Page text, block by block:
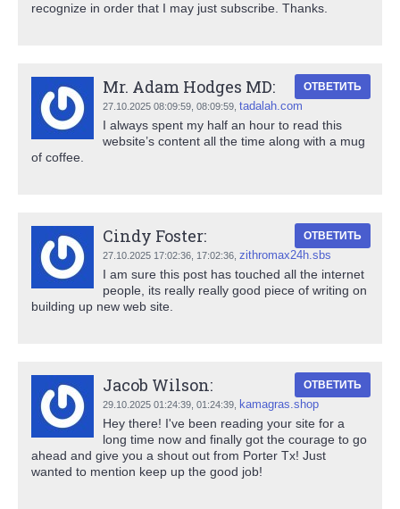
recognize in order that I may just subscribe. Thanks.
Mr. Adam Hodges MD:
27.10.2025 08:09:59, 08:09:59 tadalah.com
ОТВЕТИТЬ
I always spent my half an hour to read this
website’s content all the time along with a mug
of coffee.
Cindy Foster:
27.10.2025 17:02:36, 17:02:36 zithromax24h.sbs
ОТВЕТИТЬ
I am sure this post has touched all the internet
people, its really really good piece of writing on
building up new web site.
Jacob Wilson:
29.10.2025 01:24:39, 01:24:39 kamagras.shop
ОТВЕТИТЬ
Hey there! I've been reading your site for a
long time now and finally got the courage to go
ahead and give you a shout out from Porter Tx! Just
wanted to mention keep up the good job!